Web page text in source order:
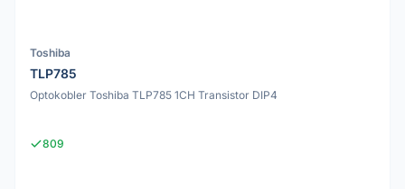
Toshiba
TLP785
Optokobler Toshiba TLP785 1CH Transistor DIP4
809